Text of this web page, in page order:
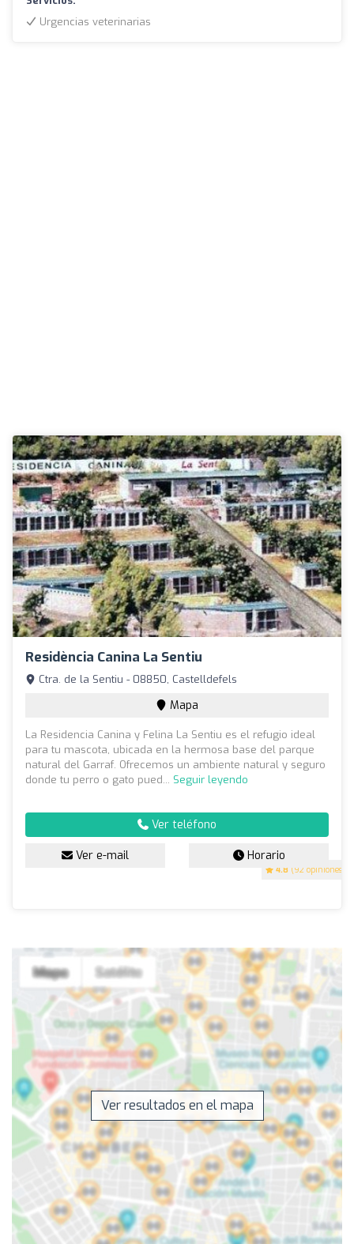
Urgencias veterinarias
Residència Canina La Sentiu
4.8 (92 opiniones)
Ctra. de la Sentiu - 08850, Castelldefels
Mapa
La Residencia Canina y Felina La Sentiu es el refugio ideal
para tu mascota, ubicada en la hermosa base del parque
natural del Garraf. Ofrecemos un ambiente natural y seguro
donde tu perro o gato pued... Seguir leyendo
Ver teléfono
Ver e-mail Horario
Ver resultados en el mapa